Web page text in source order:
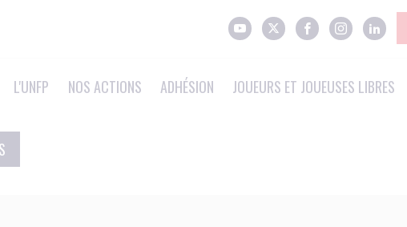
L'UNFP NOS ACTIONS ADHÉSION JOUEURS ET JOUEUSES LIBRES